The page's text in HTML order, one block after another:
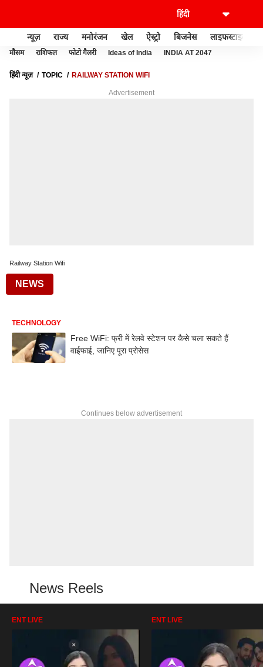
न्यूज़ राज्य मनोरंजन खेल ऐस्ट्रो बिजनेस लाइफस्टाइल
मौसम राशिफल फोटो गैलरी Ideas of India INDIA AT 2047
हिंदी न्यूज़ TOPIC RAILWAY STATION WIFI
Advertisement
Railway Station Wifi
NEWS
TECHNOLOGY
Free WiFi: फ्री में रेलवे स्टेशन पर कैसे चला सकते हैं
वाईफाई, जानिए पूरा प्रोसेस
Continues below advertisement
News Reels
ENT LIVE ENT LIVE